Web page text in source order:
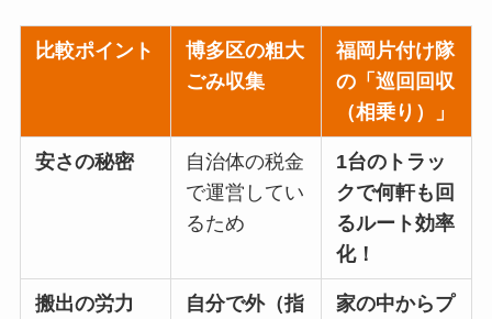
比較ポイント
博多区の粗大
ごみ収集
福岡片付け隊
の「巡回回収
（相乗り）」
安さの秘密
自治体の税金
で運営してい
るため
1台のトラッ
クで何軒も回
るルート効率
化！
搬出の労力 自分で外（指 家の中からプ